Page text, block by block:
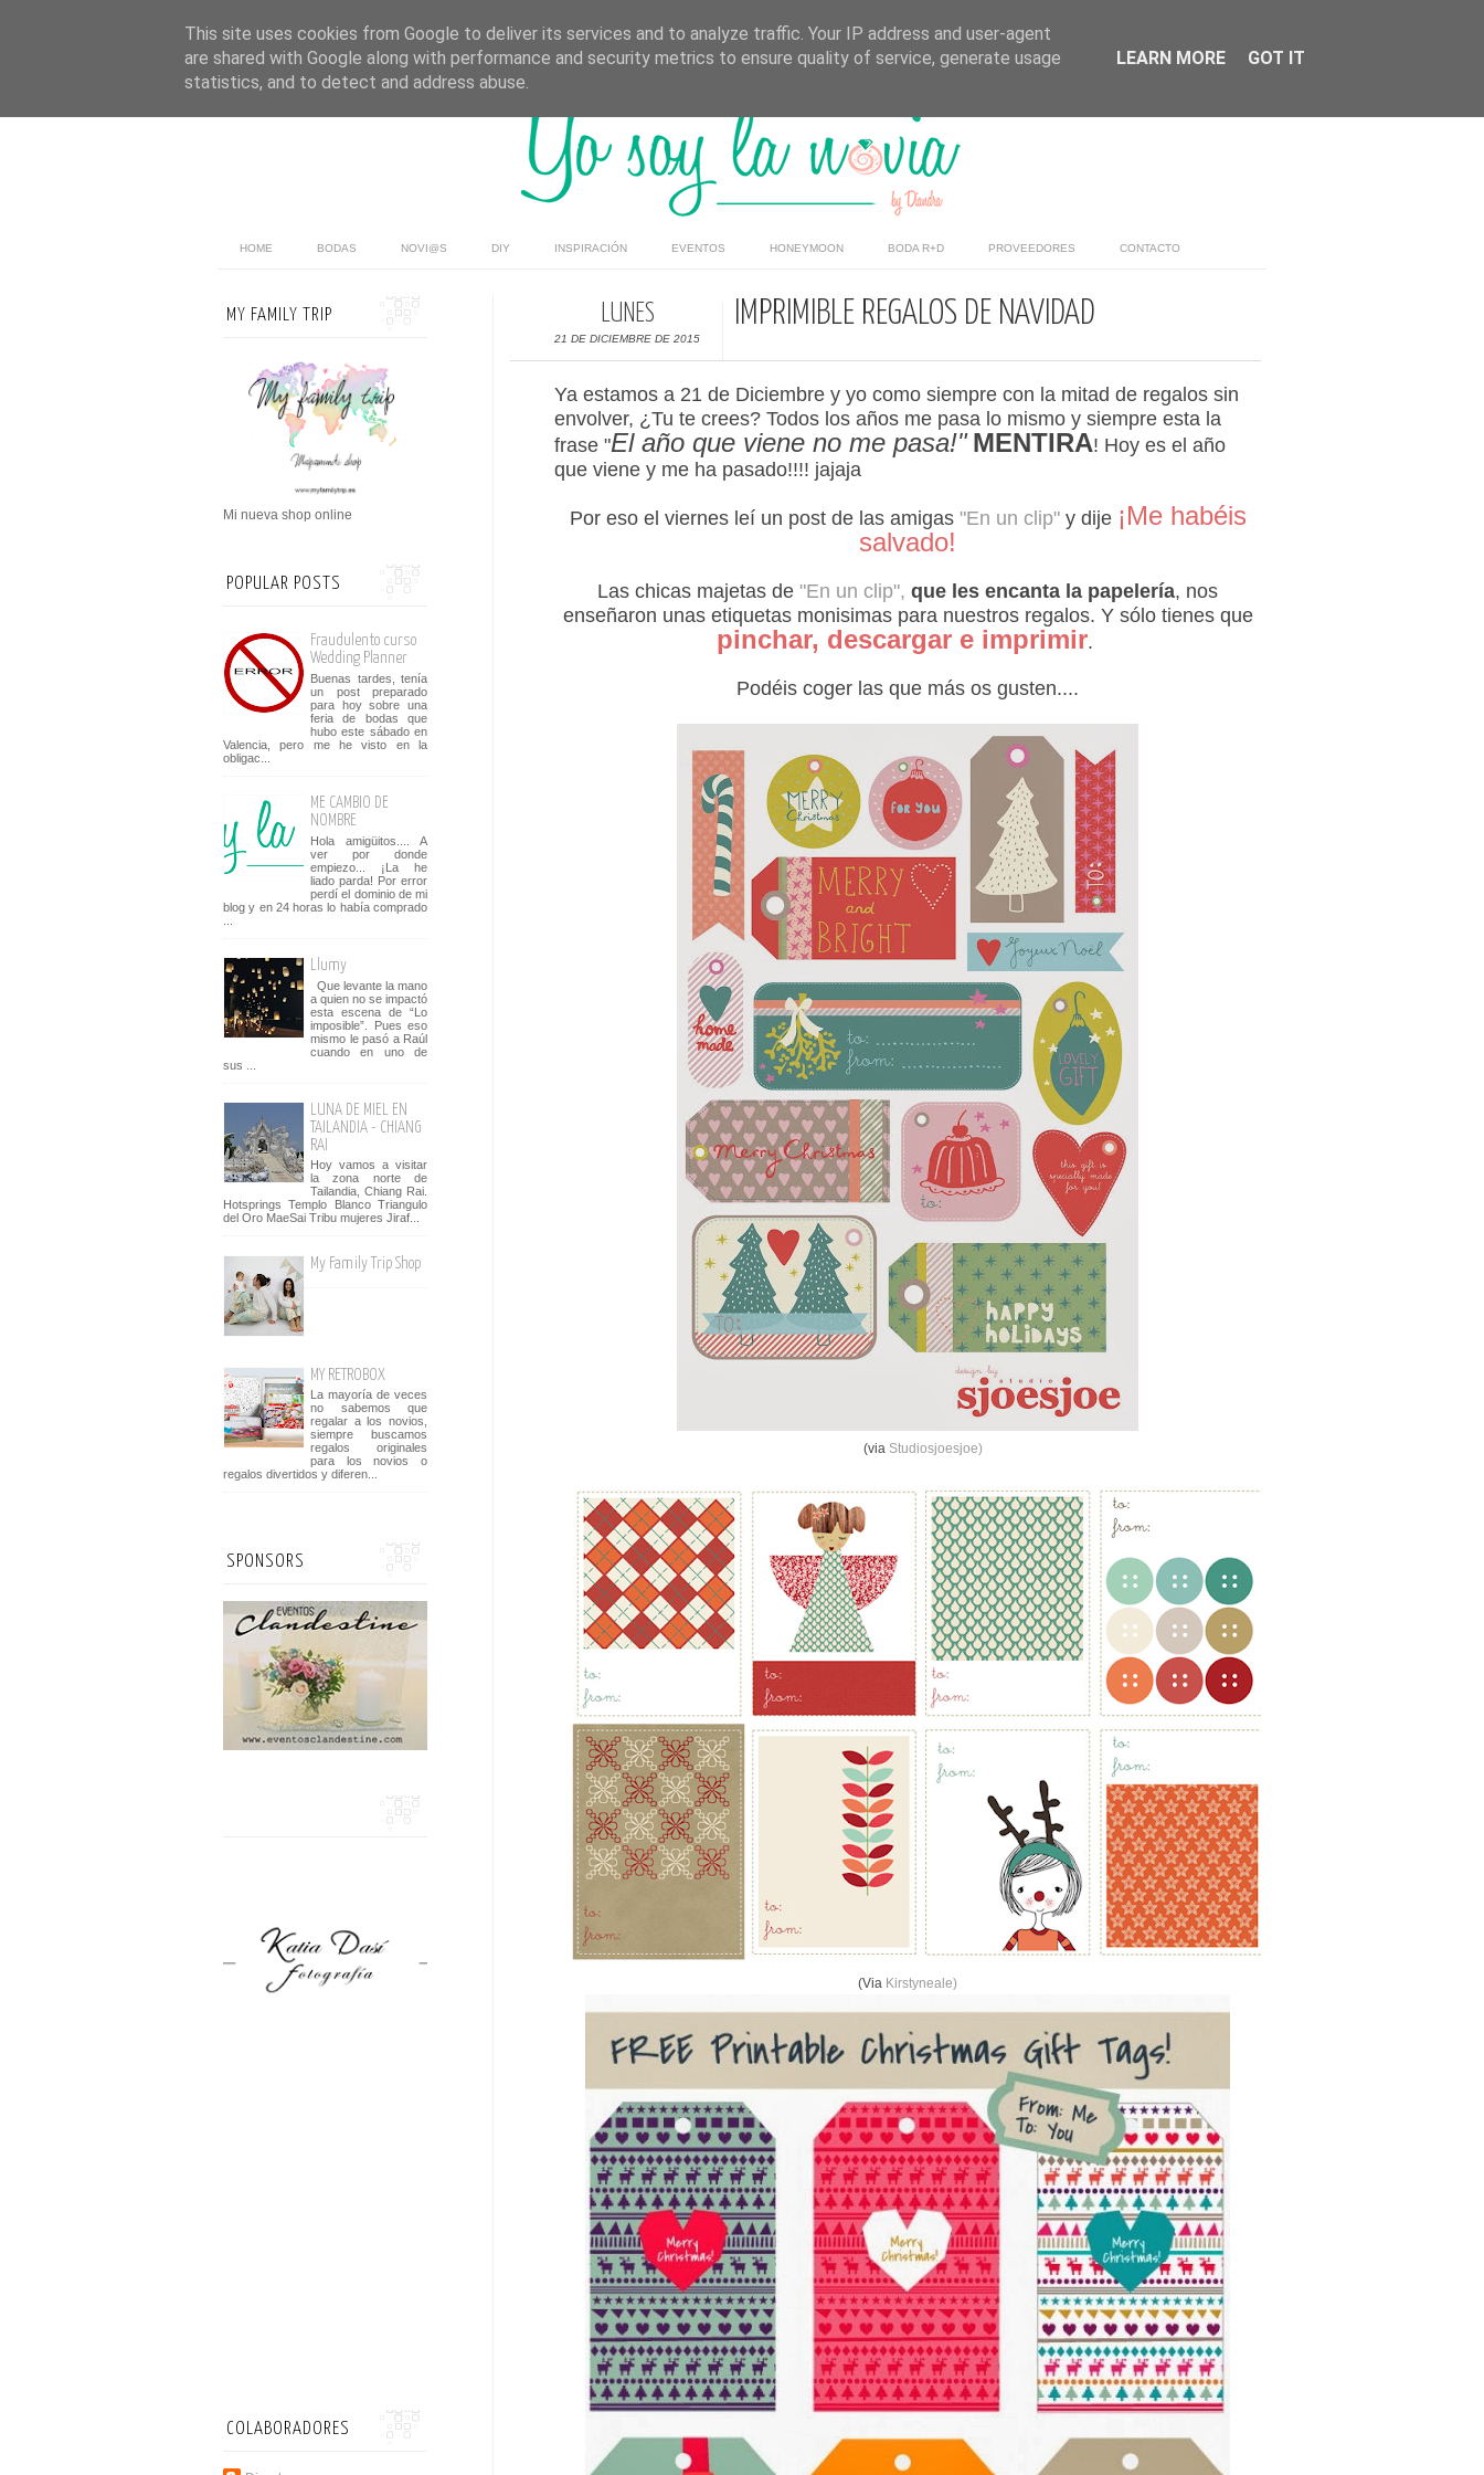
HOME BODAS NOVI@S DIY INSPIRACIÓN EVENTOS HONEYMOON BODA R+D PROVEEDORES CONTACTO
LUNES
21 DE DICIEMBRE DE 2015
IMPRIMIBLE REGALOS DE NAVIDAD
Ya estamos a 21 de Diciembre y yo como siempre con la mitad de regalos sin
envolver, ¿Tu te crees? Todos los años me pasa lo mismo y siempre esta la
frase "El año que viene no me pasa!" MENTIRA! Hoy es el año
que viene y me ha pasado!!!! jajaja
Por eso el viernes leí un post de las amigas "En un clip"y dije ¡Me habéis
salvado!
Las chicas majetas de "En un clip", que les encanta la papelería, nos
enseñaron unas etiquetas monisimas para nuestros regalos. Y sólo tienes que
pinchar, descargar e imprimir.
Podéis coger las que más os gusten....
(via Studiosjoesjoe)
(Via Kirstyneale)
MY FAMILY TRIP
Mi nueva shop online
POPULAR POSTS
Fraudulento curso
Wedding Planner
Buenas tardes, tenía
un post preparado
para hoy sobre una
feria de bodas que
hubo este sábado en
Valencia, pero me he visto en la
obligac...
ME CAMBIO DE
NOMBRE
Hola amigüitos.... A
ver por donde
empiezo... ¡La he
liado parda! Por error
perdí el dominio de mi
blog y en 24 horas lo había comprado
Llumy
Que levante la mano
a quien no se impactó
esta escena de “Lo
imposible”. Pues eso
mismo le pasó a Raúl
cuando en uno de
sus ...
LUNA DE MIEL EN
TAILANDIA - CHIANG
RAI
Hoy vamos a visitar
la zona norte de
Tailandia, Chiang Rai.
Hotsprings Templo Blanco Triangulo
del Oro MaeSai Tribu mujeres Jiraf...
My Family Trip Shop
MY RETROBOX
La mayoría de veces
no sabemos que
regalar a los novios,
siempre buscamos
regalos originales
para los novios o
regalos divertidos y diferen...
SPONSORS
COLABORADORES
This site uses cookies from Google to deliver its services and to analyze traffic. Your IP address and user-agent
are shared with Google along with performance and security metrics to ensure quality of service, generate usage
statistics, and to detect and address abuse.
LEARN MORE GOT IT